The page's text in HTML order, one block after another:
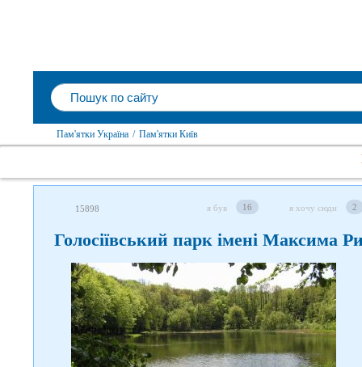
Пам'ятки Україна / Пам'ятки Київ
15898 я був 16 я хочу сюди 2
Голосіївський парк імені Максима